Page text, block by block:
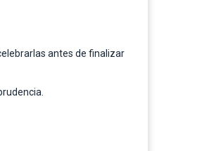
antes de finalizar